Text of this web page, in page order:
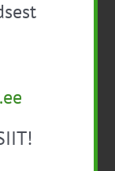
ühte
Keskus
seire,